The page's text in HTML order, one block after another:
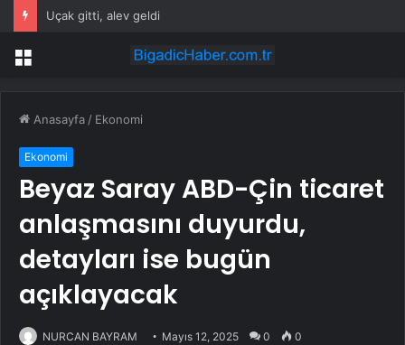
Uçak gitti, alev geldi
Menü
Anasayfa / Ekonomi
Ekonomi
Beyaz Saray ABD-Çin ticaret
anlaşmasını duyurdu,
detayları ise bugün
açıklayacak
NURCAN BAYRAM Mayıs 12, 2025 0 0